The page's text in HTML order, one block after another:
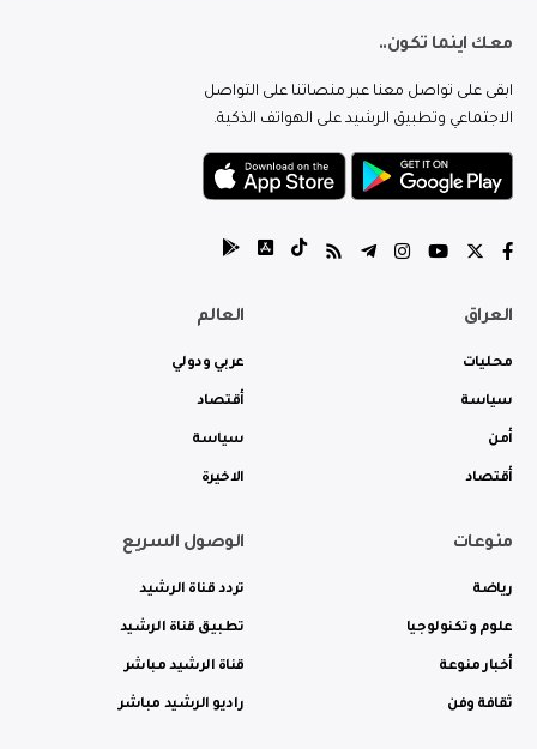
معك اينما تكون..
ابقى على تواصل معنا عبر منصاتنا على التواصل
الاجتماعي وتطبيق الرشيد على الهواتف الذكية.
العراق
محليات
سياسة
أمن
أقتصاد
العالم
عربي ودولي
أقتصاد
سياسة
الاخيرة
منوعات
رياضة
علوم وتكنولوجيا
أخبار منوعة
ثقافة وفن
الوصول السريع
تردد قناة الرشيد
تطبيق قناة الرشيد
قناة الرشيد مباشر
راديو الرشيد مباشر